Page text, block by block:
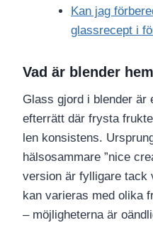
Kan jag
glassrecept i
Vad är blender
Glass gjord i blender är
efterrätt där frysta
len konsistens.
hälsosammare ”nice
version är fylligare tack
kan varieras med olika
– möjligheterna är